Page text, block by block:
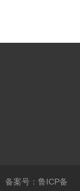
备案号：鲁ICP备